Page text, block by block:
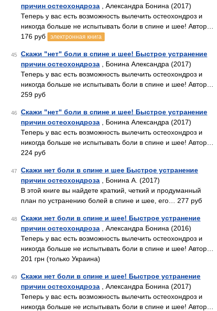
причин остеохондроза , Александра Бонина (2017)
Теперь у вас есть возможность вылечить остеохондроз и
никогда больше не испытывать боли в спине и шее! Автор…
176 руб
электронная книга
45
Скажи "нет" боли в спине и шее! Быстрое устранение
причин остеохондроза , Бонина Александра (2017)
Теперь у вас есть возможность вылечить остеохондроз и
никогда больше не испытывать боли в спине и шее! Автор…
259 руб
46
Скажи "нет" боли в спине и шее! Быстрое устранение
причин остеохондроза , Бонина Александра (2017)
Теперь у вас есть возможность вылечить остеохондроз и
никогда больше не испытывать боли в спине и шее! Автор…
224 руб
47
Скажи нет боли в спине и шее Быстрое устранение
причин остеохондроза , Бонина А. (2017)
В этой книге вы найдете краткий, четкий и продуманный
план по устранению болей в спине и шее, его… 277 руб
48
Скажи нет боли в спине и шее! Быстрое устранение
причин остеохондроза , Александра Бонина (2016)
Теперь у вас есть возможность вылечить остеохондроз и
никогда больше не испытывать боли в спине и шее! Автор…
201 грн (только Украина)
49
Скажи нет боли в спине и шее! Быстрое устранение
причин остеохондроза , Александра Бонина (2017)
Теперь у вас есть возможность вылечить остеохондроз и
никогда больше не испытывать боли в спине и шее! Автор…